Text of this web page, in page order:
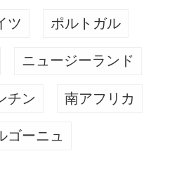
ツ ポルトガル
ニュージーランド
チン 南アフリカ
ゴーニュ